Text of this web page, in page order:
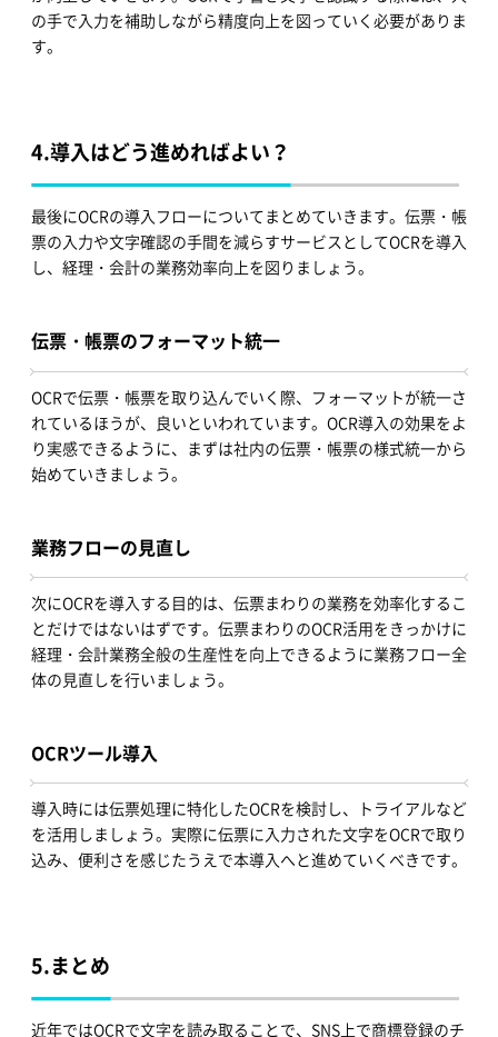
の手で入力を補助しながら精度向上を図っていく必要がありま
す。
4.導入はどう進めればよい？
最後にOCRの導入フローについてまとめていきます。伝票・帳
票の入力や文字確認の手間を減らすサービスとしてOCRを導入
し、経理・会計の業務効率向上を図りましょう。
伝票・帳票のフォーマット統一
OCRで伝票・帳票を取り込んでいく際、フォーマットが統一さ
れているほうが、良いといわれています。OCR導入の効果をよ
り実感できるように、まずは社内の伝票・帳票の様式統一から
始めていきましょう。
業務フローの見直し
次にOCRを導入する目的は、伝票まわりの業務を効率化するこ
とだけではないはずです。伝票まわりのOCR活用をきっかけに
経理・会計業務全般の生産性を向上できるように業務フロー全
体の見直しを行いましょう。
OCRツール導入
導入時には伝票処理に特化したOCRを検討し、トライアルなど
を活用しましょう。実際に伝票に入力された文字をOCRで取り
込み、便利さを感じたうえで本導入へと進めていくべきです。
5.まとめ
近年ではOCRで文字を読み取ることで、SNS上で商標登録のチ